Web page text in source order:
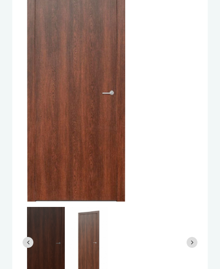
Darumi (Даруми)
Экодверка (из массива сосны)
Статус (Status Doors)
Estet Doors (Эстет Дорс)
Стильные Двери
StilDoors (СтилДорс)